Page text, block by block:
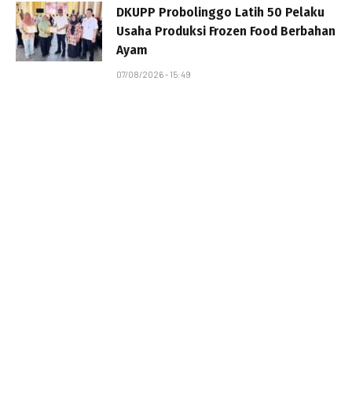
DKUPP Probolinggo Latih 50 Pelaku
Usaha Produksi Frozen Food Berbahan
Ayam
07/08/2026 - 15:49